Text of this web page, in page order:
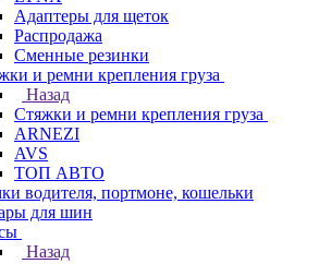
Адаптеры для щеток
Распродажа
Сменные резинки
и ремни крепления груза
Назад
Стяжки и ремни крепления груза
ARNEZI
AVS
ТОП АВТО
водителя, портмоне, кошельки
для шин
Назад